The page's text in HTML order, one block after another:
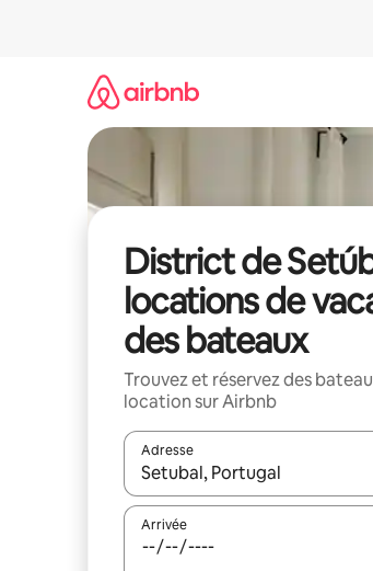
District de
locations de
des bateaux
Trouvez et réservez des
location sur Airbnb
Adresse
Lorsque les résultats s'affichent,
Arrivée